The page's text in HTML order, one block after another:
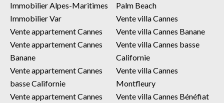
Immobilier Alpes-Maritimes
Immobilier Var
Vente appartement Cannes
Vente appartement Cannes
Banane
Vente appartement Cannes
basse Californie
Vente appartement Cannes
Palm Beach
Vente villa Cannes
Vente villa Cannes Banane
Vente villa Cannes basse
Californie
Vente villa Cannes
Montfleury
Vente villa Cannes Bénéfiat